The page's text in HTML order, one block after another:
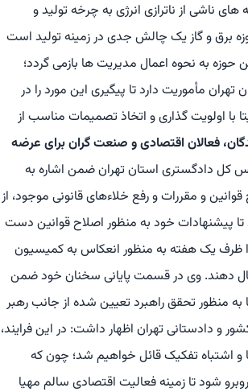
ناشی از ناترازی انرژی به چرخه تولید و
برق و گاز یک چالش جدی در زمینه تولید است
به نحوه اعمال مدیریت ها بازمی گردد؛
مأموریت دارد تا پیگیری این مورد را در
با اولویت گذاری و اتخاذ تصمیمات مناسب از
فعالان اقتصادی و صنعت گران برای عرضه
کل دادگستری استان تهران ضمن اشاره به
و مقررات و رفع خلاءهای قانونی موجود، از
پیشنهادات خود به منظور اصلاح قوانین دست
را ظرف یک هفته به منظور انعکاس به کمیسیون
دهند. وی در قسمت پایانی سخنان خود ضمن
منظور تحقق راهبرد تعیین شده از جانب رهبر
و دادستانی تهران اظهار داشت: در این فرایند،
و اشتباه تفکیک قائل خواهیم شد؛ چون که
شود تا زمینه فعالیت اقتصادی سالم مهیا